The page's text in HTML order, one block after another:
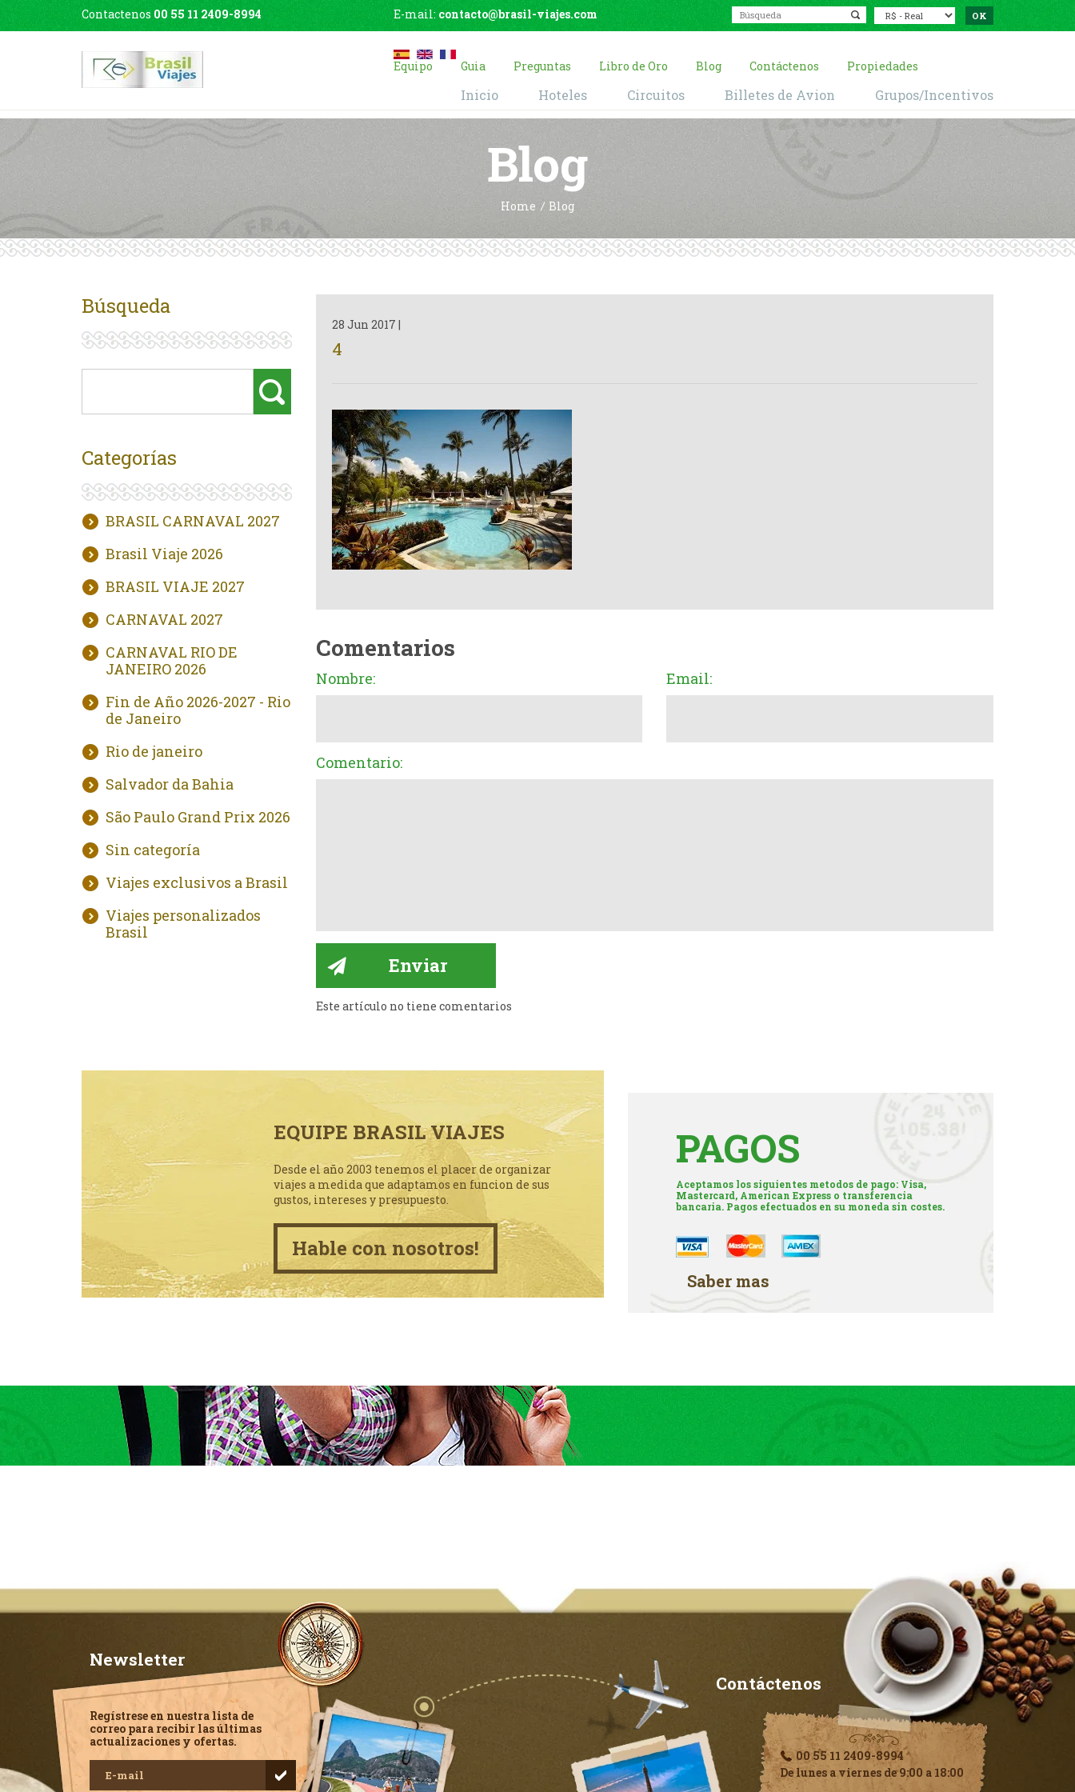
Contactenos 00 55 11 2409-8994 E-mail: contacto@brasil-viajes.com
Equipo Guia Preguntas Libro de Oro Blog Contáctenos Propiedades
Inicio Hoteles Circuitos Billetes de Avion Grupos/Incentivos
Blog
Home Blog
Búsqueda
Categorías
BRASIL CARNAVAL 2027
Brasil Viaje 2026
BRASIL VIAJE 2027
CARNAVAL 2027
CARNAVAL RIO DE
JANEIRO 2026
Fin de Año 2026-2027 - Rio
de Janeiro
Rio de janeiro
Salvador da Bahia
São Paulo Grand Prix 2026
Sin categoría
Viajes exclusivos a Brasil
Viajes personalizados
Brasil
28 Jun 2017 |
4
Comentarios
Nombre: Email:
Comentario:
Este artículo no tiene comentarios
EQUIPE BRASIL VIAJES
Desde el año 2003 tenemos el placer de organizar
viajes a medida que adaptamos en funcion de sus
gustos, intereses y presupuesto.
Hable con nosotros!
PAGOS
Aceptamos los siguientes metodos de pago: Visa,
Mastercard, American Express o transferencia
bancaria. Pagos efectuados en su moneda sin costes.
Saber mas
Newsletter
Regístrese en nuestra lista de
correo para recibir las últimas
actualizaciones y ofertas.
Contáctenos
00 55 11 2409-8994
De lunes a viernes de 9:00 a 18:00